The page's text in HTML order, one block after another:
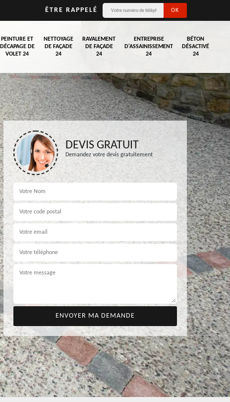
ÊTRE RAPPELÉ
PEINTURE ET
DÉCAPAGE DE
VOLET 24
NETTOYAGE
DE FAÇADE
24
RAVALEMENT
DE FAÇADE
24
ENTREPRISE
D'ASSAINISSEMENT
24
BÉTON
DÉSACTIVÉ
24
DEVIS GRATUIT
Demandez votre devis gratuitement